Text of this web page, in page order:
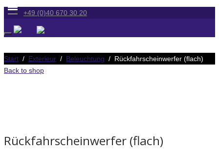
+49 (0)40 670 30 20
Start / Exterieur / Beleuchtung / Rückfahrscheinwerfer (flach)
Back to shop
Rückfahrscheinwerfer (flach)